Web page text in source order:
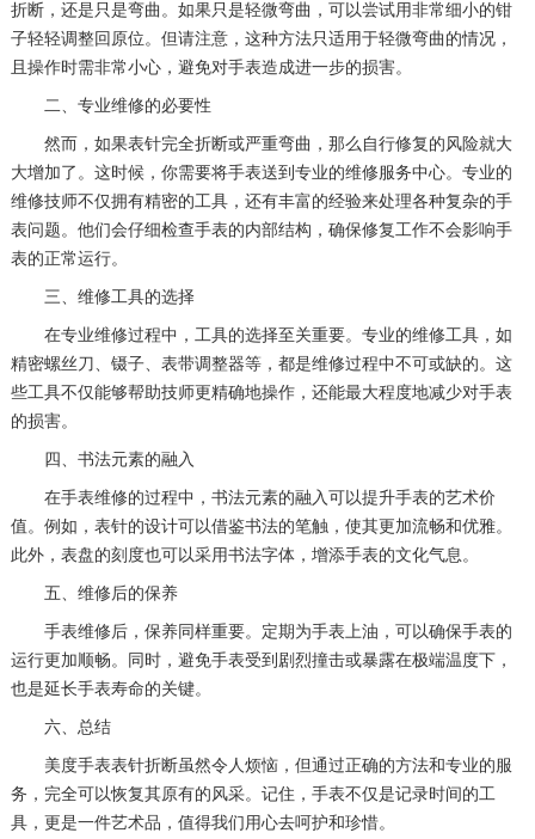
折断，还是只是弯曲。如果只是轻微弯曲，可以尝试用非常细小的钳
子轻轻调整回原位。但请注意，这种方法只适用于轻微弯曲的情况，
且操作时需非常小心，避免对手表造成进一步的损害。
二、专业维修的必要性
然而，如果表针完全折断或严重弯曲，那么自行修复的风险就大
大增加了。这时候，你需要将手表送到专业的维修服务中心。专业的
维修技师不仅拥有精密的工具，还有丰富的经验来处理各种复杂的手
表问题。他们会仔细检查手表的内部结构，确保修复工作不会影响手
表的正常运行。
三、维修工具的选择
在专业维修过程中，工具的选择至关重要。专业的维修工具，如
精密螺丝刀、镊子、表带调整器等，都是维修过程中不可或缺的。这
些工具不仅能够帮助技师更精确地操作，还能最大程度地减少对手表
的损害。
四、书法元素的融入
在手表维修的过程中，书法元素的融入可以提升手表的艺术价
值。例如，表针的设计可以借鉴书法的笔触，使其更加流畅和优雅。
此外，表盘的刻度也可以采用书法字体，增添手表的文化气息。
五、维修后的保养
手表维修后，保养同样重要。定期为手表上油，可以确保手表的
运行更加顺畅。同时，避免手表受到剧烈撞击或暴露在极端温度下，
也是延长手表寿命的关键。
六、总结
美度手表表针折断虽然令人烦恼，但通过正确的方法和专业的服
务，完全可以恢复其原有的风采。记住，手表不仅是记录时间的工
具，更是一件艺术品，值得我们用心去呵护和珍惜。